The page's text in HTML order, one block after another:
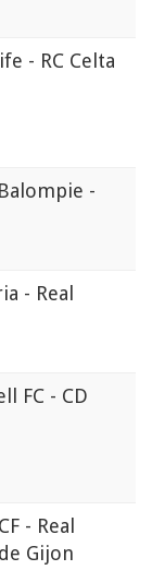
- RC Celta
-
- Real
FC - CD
- Real
Gijon